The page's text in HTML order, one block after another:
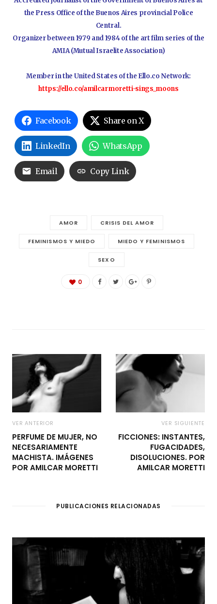
the Press Office of the Buenos Aires provincial Police
Central.
Organizer between 1979 and 1984 of the art film series of the
AMIA (Mutual Israelite Association)
Member in the United States of the Ello.co Network:
https://ello.co/amilcarmoretti-sings_moons
Facebook Share on X
LinkedIn WhatsApp
Email Copy Link
AMOR CRISIS DEL AMOR
FEMINISMOS Y MIEDO MIEDO Y FEMINISMOS
SEXO
0
VER ANTERIOR
PERFUME DE MUJER, NO
NECESARIAMENTE
MACHISTA. IMÁGENES
POR AMILCAR MORETTI
VER SIGUIENTE
FICCIONES: INSTANTES,
FUGACIDADES,
DISOLUCIONES. POR
AMILCAR MORETTI
PUBLICACIONES RELACIONADAS